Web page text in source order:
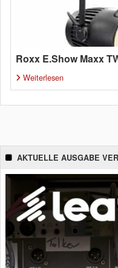
Roxx E.Show Maxx
Weiterlesen
AKTUELLE AUSGABE